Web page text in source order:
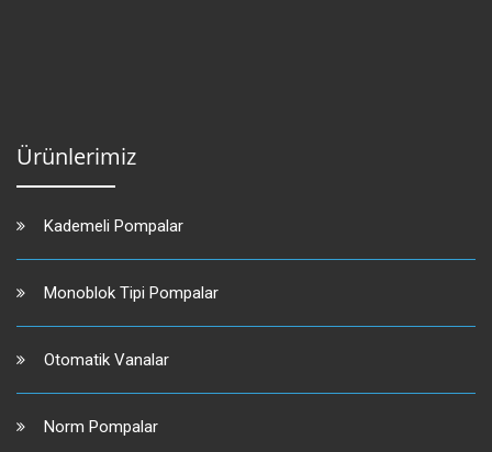
Ürünlerimiz
Kademeli Pompalar
Monoblok Tipi Pompalar
Otomatik Vanalar
Norm Pompalar